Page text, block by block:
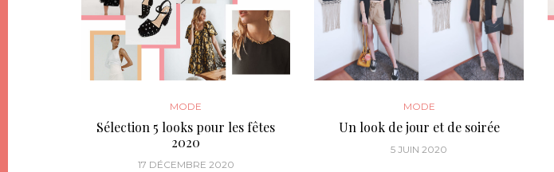
MODE
Sélection 5 looks pour les fêtes
2020
17 DÉCEMBRE 2020
MODE
Un look de jour et de soirée
5 JUIN 2020